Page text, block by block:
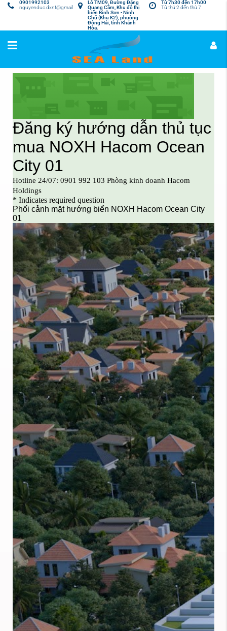
Từ 7h30 đến 17h00
Từ thứ 2 đến thứ 7
Lô TM09, Đường Đặng
Quang Cầm, Khu đô thị
biển Bình Sơn - Ninh
Chữ (Khu K2), phường
Đông Hải, tỉnh Khánh
Hòa.
0901992103
nguyenduc.dxnt@gmail.com